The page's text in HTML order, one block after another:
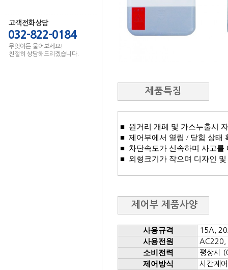
고객전화상담
032-822-0184
무엇이든 물어보세요!
친절히 상담해드리겠습니다.
제품특징
■ ​ 원거리 개폐 및 가스누출시
■ 제어부에서 열림 / 닫힘 상태
■ 차단속도가 신속하며 사고를
■ 외형크기가 작으며 디자인
제어부 제품사양
사용규격 15A,
사용전원 AC220,
소비전력 평상시
제어방식 시간제